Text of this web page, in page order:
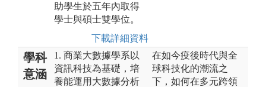
助學生於五年內取得
學士與碩士雙學位。
下載詳細資料
學科
意涵
1. 商業大數據學系以
資訊科技為基礎，培
養能運用大數據分析
在如今疫後時代與全
球科技化的潮流之
下，如何在多元跨領